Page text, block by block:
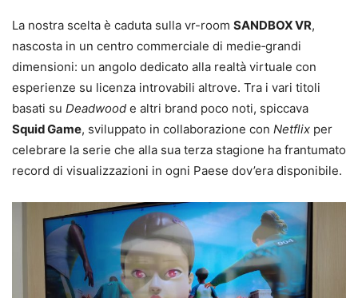
La nostra scelta è caduta sulla vr-room SANDBOX VR,
nascosta in un centro commerciale di medie‑grandi
dimensioni: un angolo dedicato alla realtà virtuale con
esperienze su licenza introvabili altrove. Tra i vari titoli
basati su Deadwood e altri brand poco noti, spiccava
Squid Game, sviluppato in collaborazione con Netflix per
celebrare la serie che alla sua terza stagione ha frantumato
record di visualizzazioni in ogni Paese dov’era disponibile.